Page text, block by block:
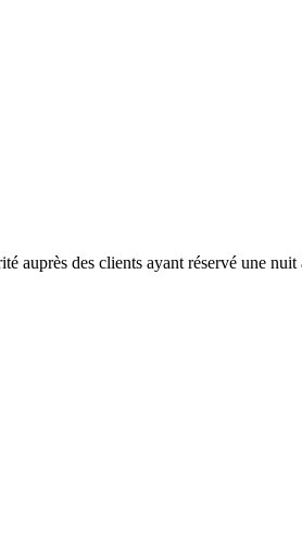
auprès des clients ayant réservé une